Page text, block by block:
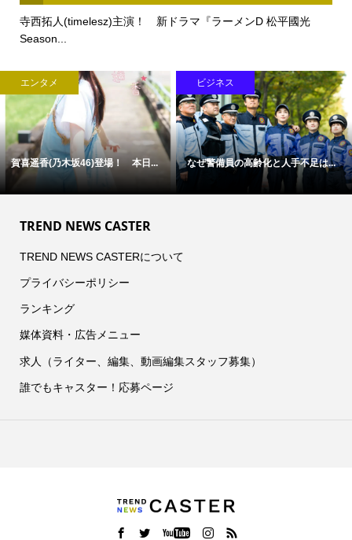
寺西拓人(timelesz)主演！ 新ドラマ『ラーメンD 松平國光
Season...
エンタメ
賀喜遥香(乃木坂46)登場！ 本日...
ビジネス
なぜ警備員の高齢化と人手不足は...
TREND NEWS CASTER
TREND NEWS CASTERについて
プライバシーポリシー
ランキング
媒体資料・広告メニュー
求人（ライター、編集、動画編集スタッフ募集）
誰でもキャスター！応募ページ